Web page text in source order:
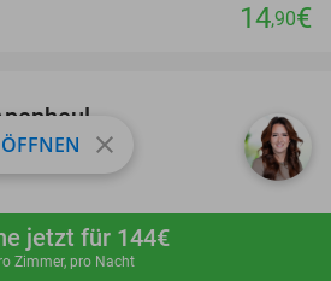
buchen
jetzt für 144€
Zimmer, pro Nacht
14,90€
36%
9.3star
close